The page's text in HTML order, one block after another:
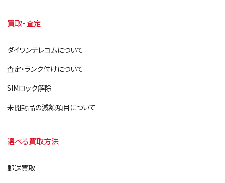
iPhone6s
iPhone6 Plus
iPhone6
iPhoneSE
iPhone5s
iPhone5
買取・査定
ダイワンテレコムについて
査定・ランク付けについて
SIMロック解除
未開封品の減額項目について
選べる買取方法
郵送買取